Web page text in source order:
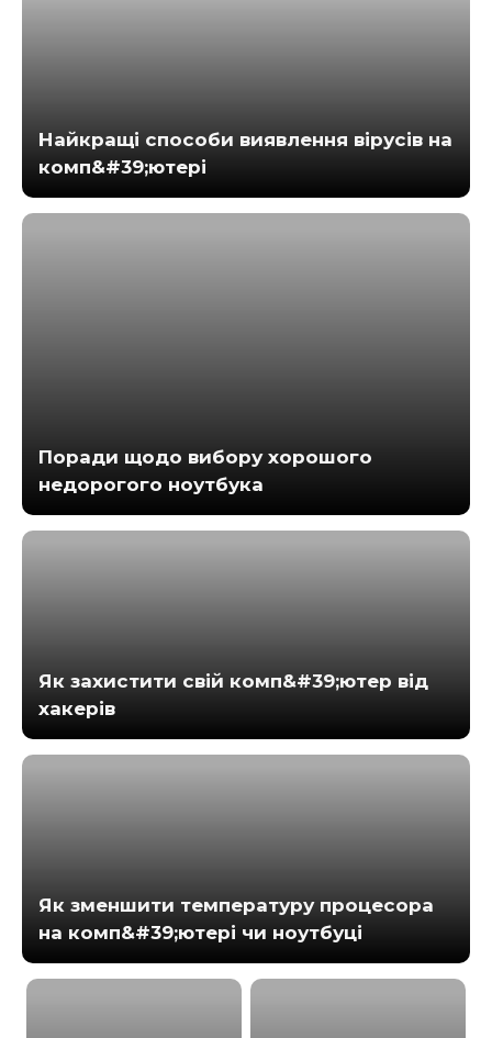
Найкращі способи виявлення вірусів на
комп&#39;ютері
Поради щодо вибору хорошого
недорогого ноутбука
Як захистити свій комп&#39;ютер від
хакерів
Як зменшити температуру процесора
на комп&#39;ютері чи ноутбуці